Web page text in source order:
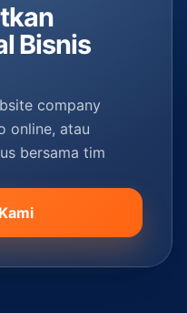
Bisnis
company
online, atau
bersama tim